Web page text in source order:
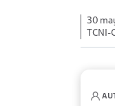
30
TCNI-